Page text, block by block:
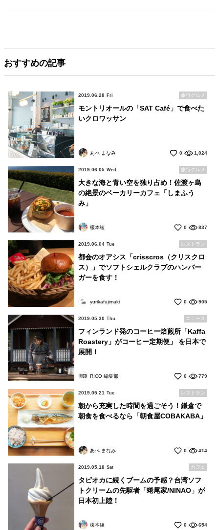
おすすめの記事
2019.06.28 Fri 旅行グルメ
モントリオールの「SAT Café」で食べた
いクロワッサン
あべ まなみ 0 1,024
2019.06.05 Wed 旅行グルメ
大きな海と青い空を独り占め！佐渡ヶ島
の絶景のベーカリーカフェ「しまふう
み」
榎本綾 0 837
2019.06.04 Tue レストラン
都会のオアシス「crisscros（クリスクロ
ス）」でソフトシェルクラブのハンバー
ガーを食す！
yurikafujimaki 0 905
2019.05.30 Thu ニュース
フィンランド発のコーヒー焙煎所「Kaffa
Roastery」がコーヒー定期便」 を日本で
展開！
RICO 編集部 0 779
2019.05.21 Tue レストラン
朝から充実した時間を過ごそう！鎌倉で
朝食を食べるなら「朝食屋COBAKABA」
あべ まなみ 0 414
2019.05.18 Sat カフェ
タピオカに続くブームの予感？台湾ソフ
トクリームの先駆者「蜷尾家/NINAO」が
日本初上陸！
榎本綾 0 654